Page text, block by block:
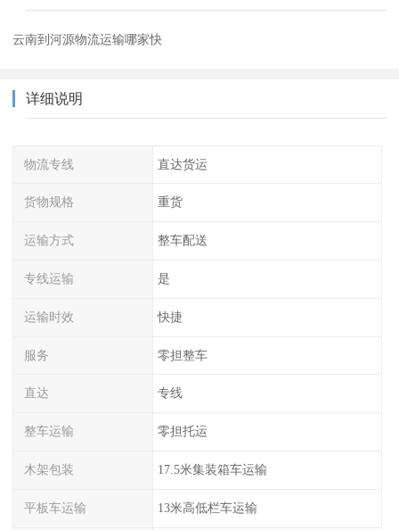
云南到河源物流运输哪家快
详细说明
物流专线 直达货运
货物规格 重货
运输方式 整车配送
专线运输 是
运输时效 快捷
服务 零担整车
直达 专线
整车运输 零担托运
木架包装 17.5米集装箱车运输
平板车运输 13米高低栏车运输